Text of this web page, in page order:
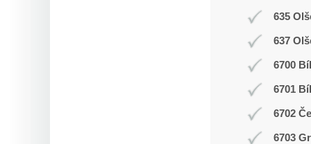
635
637
6700
6701
6702
6703